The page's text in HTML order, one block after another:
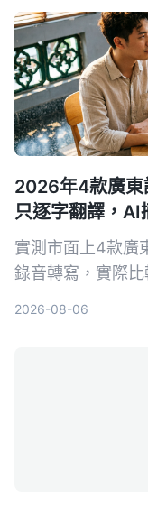
手。
2026年4款廣東
只逐字翻譯，AI
實測市面上4款廣
錄音轉寫，實際
2026-08-06